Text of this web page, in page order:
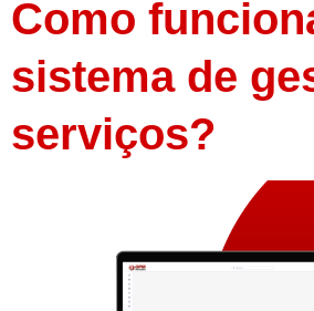
Como
sistema de
serviços?